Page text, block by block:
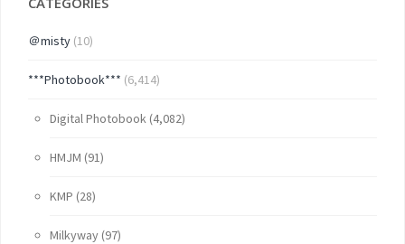
＠misty (10)
***Photobook*** (6,414)
Digital Photobook (4,082)
HMJM (91)
KMP (28)
Milkyway (97)